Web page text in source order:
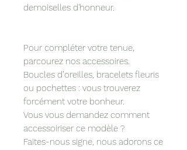
demoiselles d'honneur.
Pour compléter votre tenue,
parcourez nos accessoires.
Boucles d’oreilles, bracelets fleuris
ou pochettes : vous trouverez
forcément votre bonheur.
Vous vous demandez comment
accessoiriser ce modèle ?
Faites-nous signe, nous adorons ce